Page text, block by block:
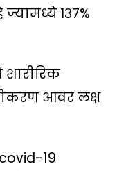
१३७%
आवर लक्ष
19